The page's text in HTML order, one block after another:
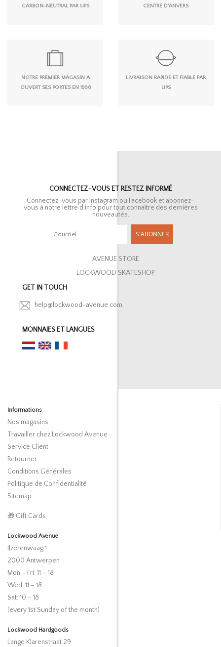
CARBON-NEUTRAL PAR UPS
CENTRE D'ANVERS
NOTRE PREMIER MAGASIN A
OUVERT SES PORTES EN 1996
LIVRAISON RAPIDE ET FIABLE PAR
UPS
CONNECTEZ-VOUS ET RESTEZ INFORMÉ
Connectez-vous par Instagram ou Facebook et abonnez-
vous à notre lettre d’info pour tout connaître des dernières
nouveautés.
S'ABONNER
AVENUE STORE
LOCKWOOD SKATESHOP
GET IN TOUCH
help@lockwood-avenue.com
MONNAIES ET LANGUES
Informations
Nos magasins
Travailler chez Lockwood Avenue
Service Client
Retourner
Conditions Générales
Politique de Confidentialité
Sitemap
🎁 Gift Cards
Lockwood Avenue
IJzerenwaag 1
2000 Antwerpen
Mon – Fri: 11 – 18
Wed: 11 – 18
Sat: 10 – 18
(every 1st Sunday of the month)
Lockwood Hardgoods
Lange Klarenstraat 29